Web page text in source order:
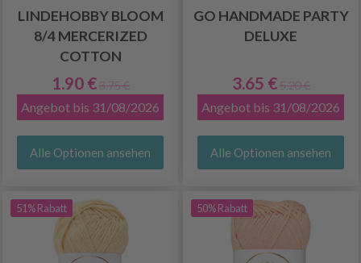
LINDEHOBBY BLOOM
8/4 MERCERIZED
COTTON
1.90 € 3.75 €
Angebot bis 31/08/2026
Alle Optionen ansehen
GO HANDMADE PARTY
DELUXE
3.65 € 5.20 €
Angebot bis 31/08/2026
Alle Optionen ansehen
51% Rabatt 50% Rabatt